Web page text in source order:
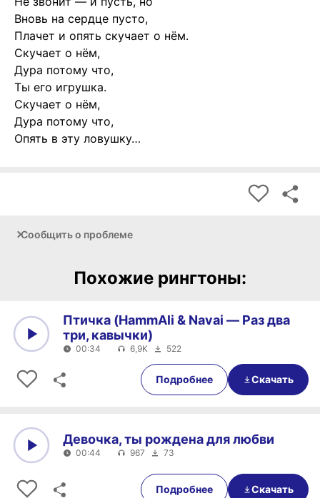
Вновь на сердце пусто,
Плачет и опять скучает о нём.
Скучает о нём,
Дура потому что,
Ты его игрушка.
Скучает о нём,
Дура потому что,
Опять в эту ловушку…
Сообщить о проблеме
Похожие рингтоны:
00:34
Птичка (HammAli & Navai — Раз два
три, кавычки)
00:34 6,9K 522
Подробнее Скачать
00:44
Девочка, ты рождена для любви
00:44 967 73
Подробнее Скачать